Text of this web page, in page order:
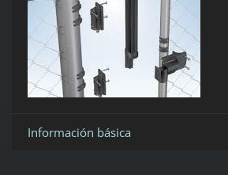
Información básica